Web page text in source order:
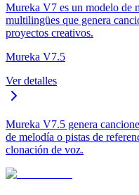
Mureka V7 es un modelo de
multilingües que genera
proyectos creativos.
Mureka V7.5
Ver detalles
Mureka V7.5 genera
de melodía o pistas de
clonación de voz.